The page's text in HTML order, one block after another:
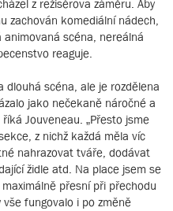
z režisérova záměru. Aby
zachován komediální nádech,
scéna, nereálná
reaguje.
dlouhá scéna, ale je rozdělena
jako nečekaně náročné a
Jouveneau. „Přesto jsme
z nichž každá měla víc
nahrazovat tváře, dodávat
židle atd. Na place jsem se
přesní při přechodu
fungovalo i po změně